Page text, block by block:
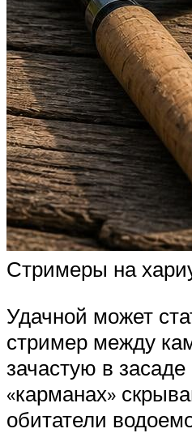
Стримеры на
Удачной может
стример между
зачастую в
«карманах»
обитатели